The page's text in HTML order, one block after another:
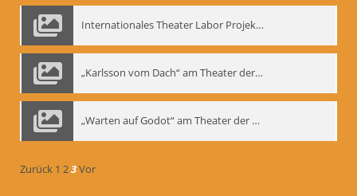
Internationales Theater Labor Projekt: Play Don Juan
„Karlsson vom Dach“ am Theater der Satire, Moskau 1985
„Warten auf Godot“ am Theater der Saire, Moskau 1980er
Zurück 1 23Vor